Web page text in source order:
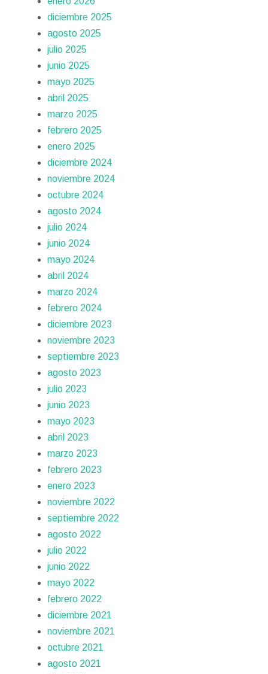
diciembre 2025
agosto 2025
julio 2025
junio 2025
mayo 2025
abril 2025
marzo 2025
febrero 2025
enero 2025
diciembre 2024
noviembre 2024
octubre 2024
agosto 2024
julio 2024
junio 2024
mayo 2024
abril 2024
marzo 2024
febrero 2024
diciembre 2023
noviembre 2023
septiembre 2023
agosto 2023
julio 2023
junio 2023
mayo 2023
abril 2023
marzo 2023
febrero 2023
enero 2023
noviembre 2022
septiembre 2022
agosto 2022
julio 2022
junio 2022
mayo 2022
febrero 2022
diciembre 2021
noviembre 2021
octubre 2021
agosto 2021